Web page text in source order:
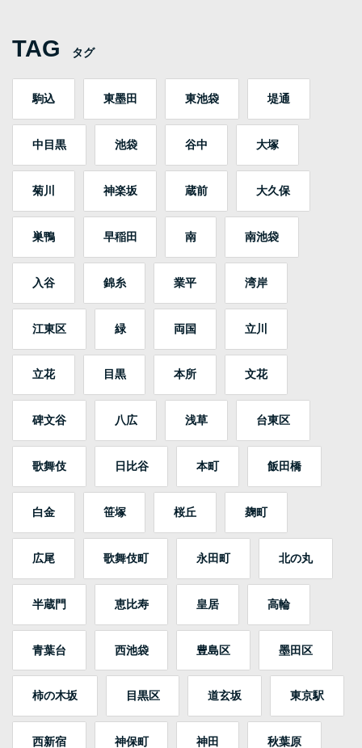
TAG タグ
駒込 東墨田 東池袋 堤通
中目黒 池袋 谷中 大塚
菊川 神楽坂 蔵前 大久保
巣鴨 早稲田 南 南池袋
入谷 錦糸 業平 湾岸
江東区 緑 両国 立川
立花 目黒 本所 文花
碑文谷 八広 浅草 台東区
歌舞伎 日比谷 本町 飯田橋
白金 笹塚 桜丘 麹町
広尾 歌舞伎町 永田町 北の丸
半蔵門 恵比寿 皇居 高輪
青葉台 西池袋 豊島区 墨田区
柿の木坂 目黒区 道玄坂 東京駅
西新宿 神保町 神田 秋葉原